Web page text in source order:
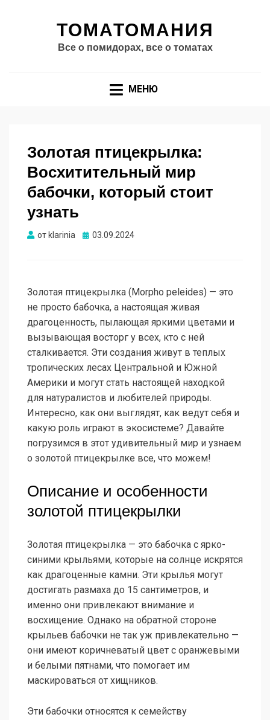
ТОМАТОМАНИЯ
Все о помидорах, все о томатах
МЕНЮ
Золотая птицекрылка:
Восхитительный мир
бабочки, который стоит
узнать
от klarinia Опубликовано
03.09.2024
Золотая птицекрылка (Morpho peleides) — это
не просто бабочка, а настоящая живая
драгоценность, пылающая яркими цветами и
вызывающая восторг у всех, кто с ней
сталкивается. Эти создания живут в теплых
тропических лесах Центральной и Южной
Америки и могут стать настоящей находкой
для натуралистов и любителей природы.
Интересно, как они выглядят, как ведут себя и
какую роль играют в экосистеме? Давайте
погрузимся в этот удивительный мир и узнаем
о золотой птицекрылке все, что можем!
Описание и особенности
золотой птицекрылки
Золотая птицекрылка — это бабочка с ярко-
синими крыльями, которые на солнце искрятся
как драгоценные камни. Эти крылья могут
достигать размаха до 15 сантиметров, и
именно они привлекают внимание и
восхищение. Однако на обратной стороне
крыльев бабочки не так уж привлекательно —
они имеют коричневатый цвет с оранжевыми
и белыми пятнами, что помогает им
маскироваться от хищников.
Эти бабочки относятся к семейству